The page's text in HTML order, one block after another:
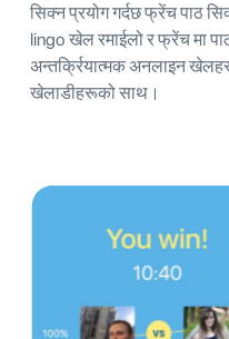
सिक्न प्रयोग गर्दछ फ्रेंच पाठ
lingo खेल रमाईलो र फ्रेंच मा
अन्तर्क्रियात्मक अनलाइन
खेलाडीहरूको साथ।